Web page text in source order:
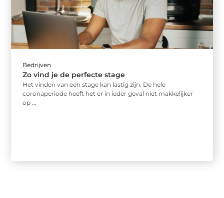
Bedrijven
Zo vind je de perfecte stage
Het vinden van een stage kan lastig zijn. De hele
coronaperiode heeft het er in ieder geval niet makkelijker
op ...